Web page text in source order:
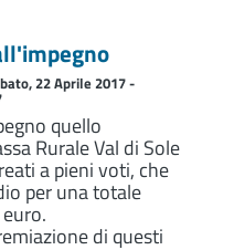
22 Aprile 2017 -
quello
Rurale Val di Sole
a pieni voti, che
per una totale
di questi